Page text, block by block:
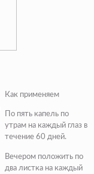
Как применяем
По пять капель по
утрам на каждый глаз в
течение 60 дней.
Вечером положить по
два листка на каждый